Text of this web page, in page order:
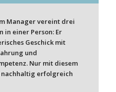
Manager vereint drei
in einer Person: Er
Geschick mit
und
Nur mit diesem
erfolgreich